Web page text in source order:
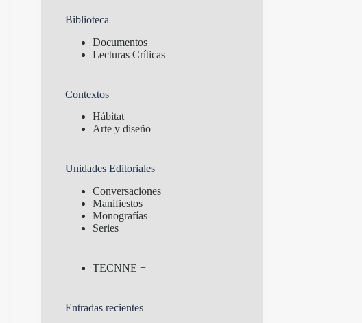
Biblioteca
Documentos
Lecturas Críticas
Contextos
Hábitat
Arte y diseño
Unidades Editoriales
Conversaciones
Manifiestos
Monografías
Series
TECNNE +
Entradas recientes